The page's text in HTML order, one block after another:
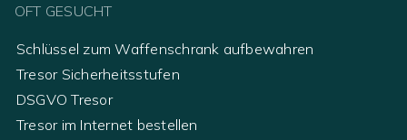
OFT GESUCHT
Schlüssel zum Waffenschrank aufbewahren
Tresor Sicherheitsstufen
DSGVO Tresor
Tresor im Internet bestellen